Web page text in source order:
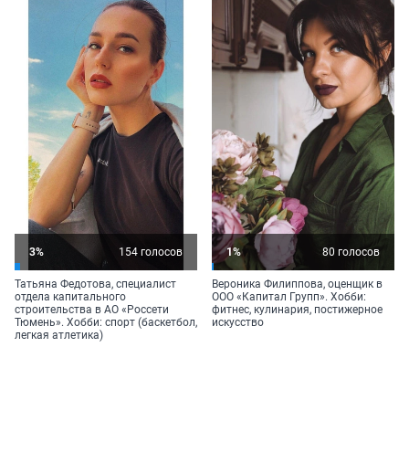
3% 154 голосов
Татьяна Федотова, специалист
отдела капитального
строительства в АО «Россети
Тюмень». Хобби: спорт (баскетбол,
легкая атлетика)
1% 80 голосов
Вероника Филиппова, оценщик в
ООО «Капитал Групп». Хобби:
фитнес, кулинария, постижерное
искусство